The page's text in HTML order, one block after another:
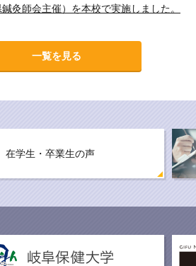
灸師会主催）を本校で実施しました。
一覧を見る
在学生・卒業生の声